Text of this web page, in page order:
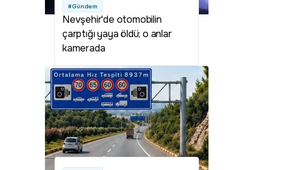
#Gündem
Nevşehir'de otomobilin
çarptığı yaya öldü; o anlar
kamerada